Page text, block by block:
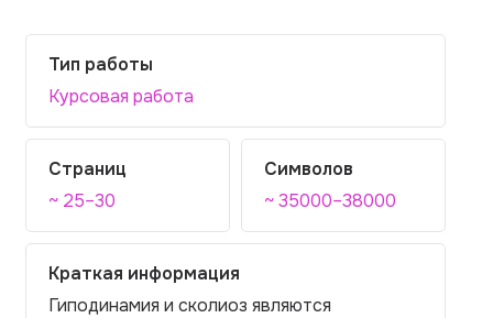
Тип работы
Курсовая работа
Страниц
~ 25–30
Символов
~ 35000–38000
Краткая информация
Гиподинамия и сколиоз являются